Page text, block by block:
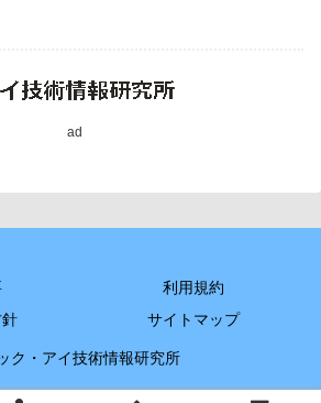
ad
利用規約
サイトマップ
ク・アイ技術情報研究所